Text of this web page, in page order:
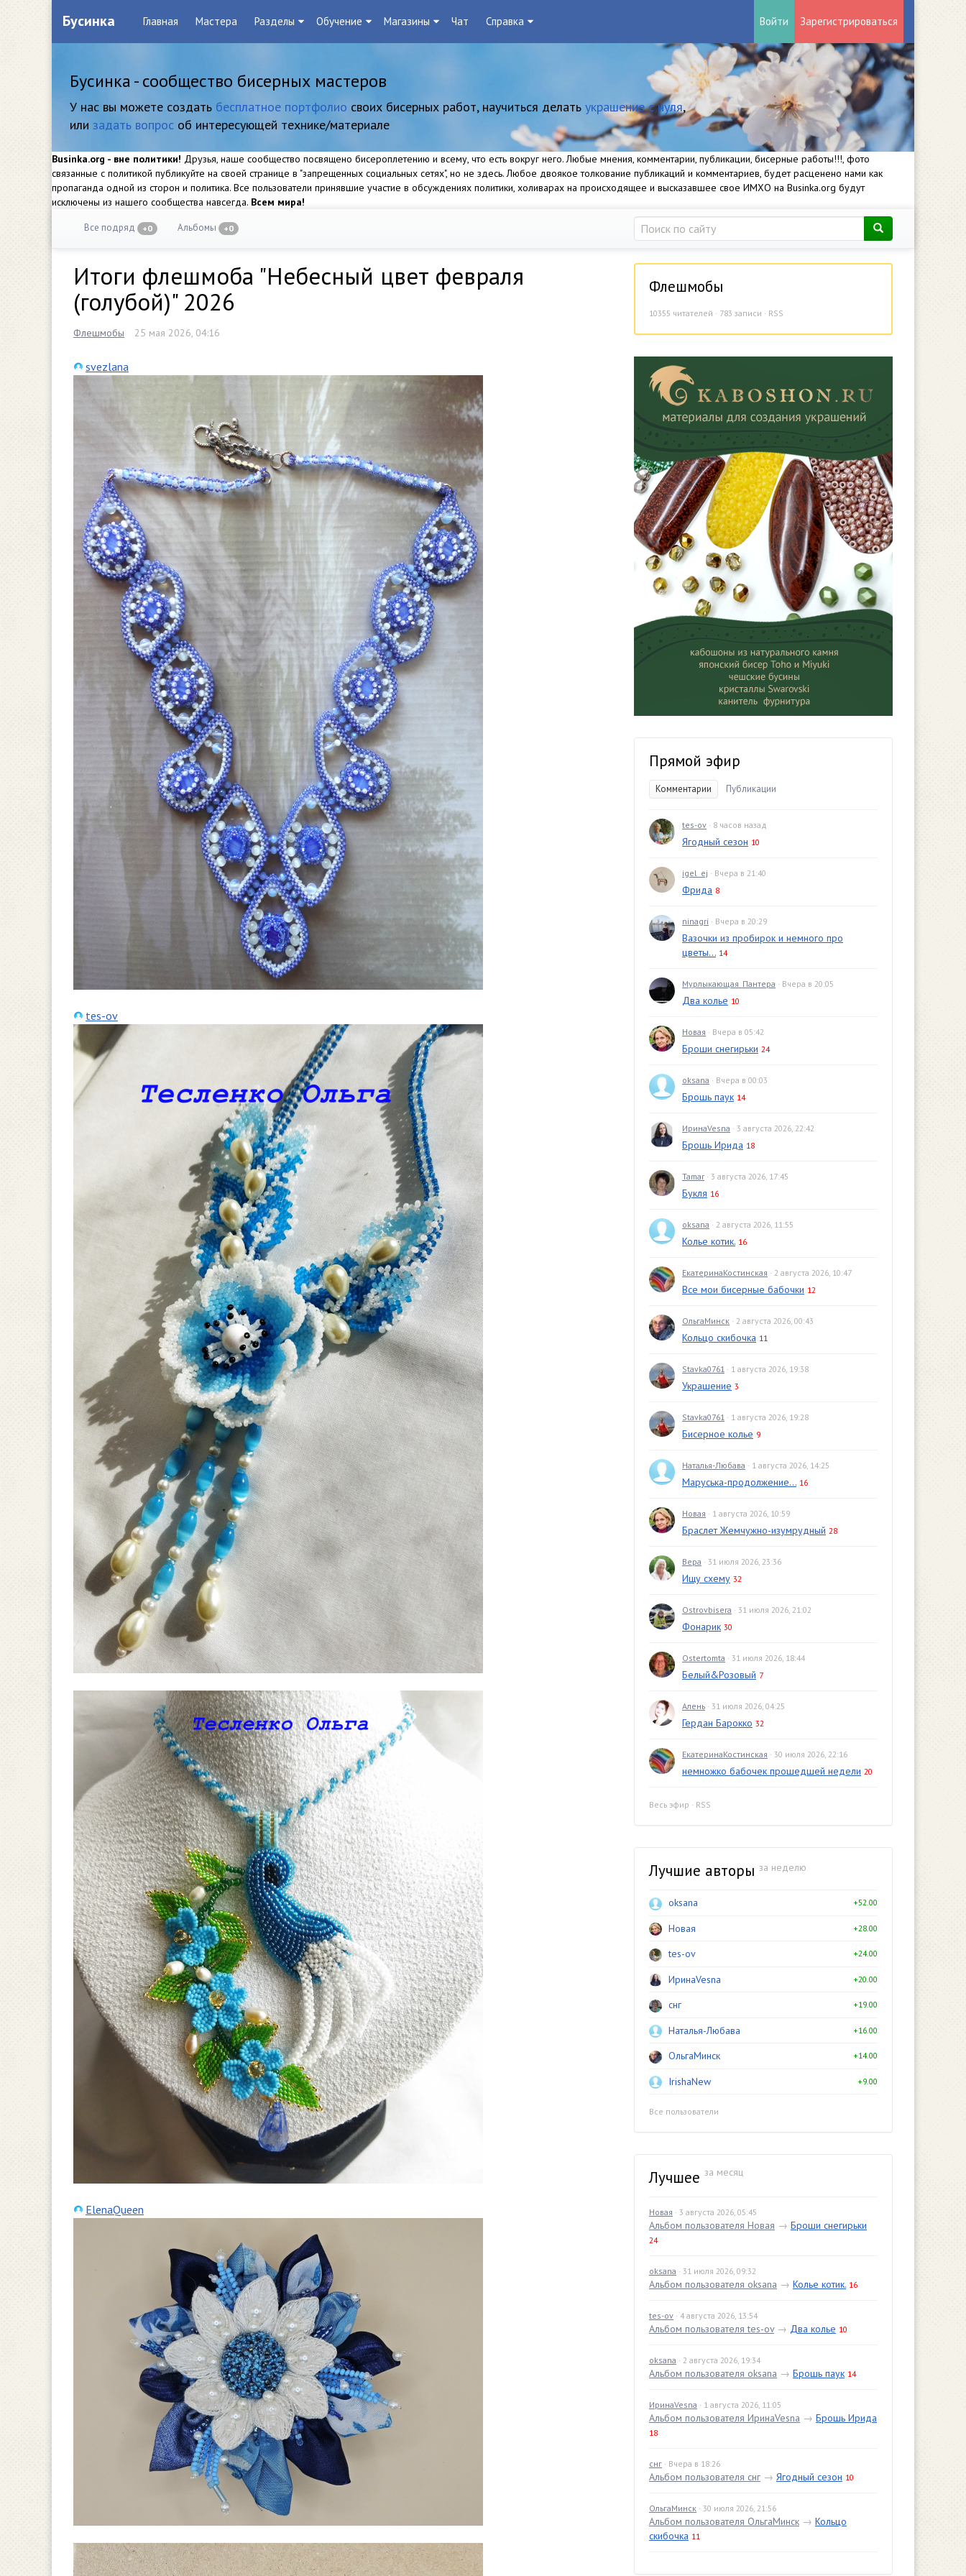
Бусинка Главная Мастера Разделы Обучение Магазины Чат Справка Войти Зарегистрироваться
Бусинка - сообщество бисерных мастеров
У нас вы можете создать бесплатное портфолио своих бисерных работ, научиться делать украшение с нуля,
или задать вопрос об интересующей технике/материале
Businka.org - вне политики! Друзья, наше сообщество посвящено бисероплетению и всему, что есть вокруг него. Любые мнения, комментарии, публикации, бисерные работы!!!, фото
связанные с политикой публикуйте на своей странице в "запрещенных социальных сетях", но не здесь. Любое двоякое толкование публикаций и комментариев, будет расценено нами как
пропаганда одной из сторон и политика. Все пользователи принявшие участие в обсуждениях политики, холиварах на происходящее и высказавшее свое ИМХО на Businka.org будут
исключены из нашего сообщества навсегда. Всем мира!
Все подряд +0 Альбомы +0
Итоги флешмоба "Небесный цвет февраля
(голубой)" 2026
Флешмобы 25 мая 2026, 04:16
svezlana
tes-ov
ElenaQueen
Флешмобы
10355 читателей · 783 записи · RSS
Прямой эфир
Комментарии Публикации
tes-ov · 8 часов назад
Ягодный сезон 10
igel_ej · Вчера в 21:40
Фрида 8
ninagri · Вчера в 20:29
Вазочки из пробирок и немного про
цветы... 14
Мурлыкающая_Пантера · Вчера в 20:05
Два колье 10
Новая · Вчера в 05:42
Броши снегирьки 24
oksana · Вчера в 00:03
Брошь паук 14
ИринаVesna · 3 августа 2026, 22:42
Брошь Ирида 18
Tamar · 3 августа 2026, 17:45
Букля 16
oksana · 2 августа 2026, 11:55
Колье котик. 16
ЕкатеринаКостинская · 2 августа 2026, 10:47
Все мои бисерные бабочки 12
ОльгаМинск · 2 августа 2026, 00:43
Кольцо скибочка 11
Stavka0761 · 1 августа 2026, 19:38
Украшение 3
Stavka0761 · 1 августа 2026, 19:28
Бисерное колье 9
Наталья-Любава · 1 августа 2026, 14:25
Маруська-продолжение... 16
Новая · 1 августа 2026, 10:59
Браслет Жемчужно-изумрудный 28
Вера · 31 июля 2026, 23:36
Ищу схему 32
Ostrovbisera · 31 июля 2026, 21:02
Фонарик 30
Ostertomta · 31 июля 2026, 18:44
Белый&Розовый 7
Алень · 31 июля 2026, 04:25
Гердан Барокко 32
ЕкатеринаКостинская · 30 июля 2026, 22:16
немножко бабочек прошедшей недели 20
Весь эфир · RSS
Лучшие авторы за неделю
oksana +52.00
Новая +28.00
tes-ov +24.00
ИринаVesna +20.00
снг +19.00
Наталья-Любава +16.00
ОльгаМинск +14.00
IrishaNew +9.00
Все пользователи
Лучшее за месяц
Новая · 3 августа 2026, 05:45
Альбом пользователя Новая → Броши снегирьки
24
oksana · 31 июля 2026, 09:32
Альбом пользователя oksana → Колье котик. 16
tes-ov · 4 августа 2026, 13:54
Альбом пользователя tes-ov→ Два колье 10
oksana · 2 августа 2026, 19:34
Альбом пользователя oksana → Брошь паук 14
ИринаVesna · 1 августа 2026, 11:05
Альбом пользователя ИринаVesna → Брошь Ирида
18
снг · Вчера в 18:26
Альбом пользователя снг → Ягодный сезон 10
ОльгаМинск · 30 июля 2026, 21:56
Альбом пользователя ОльгаМинск → Кольцо
скибочка 11